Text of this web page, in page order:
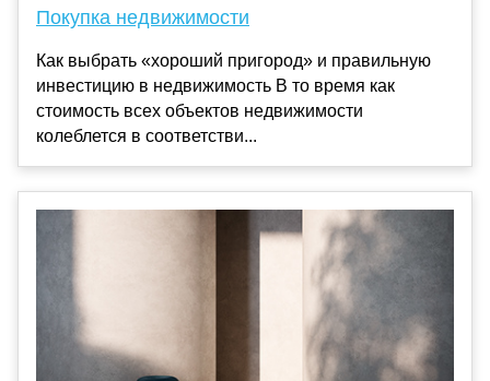
Покупка недвижимости
Как выбрать «хороший пригород» и правильную
инвестицию в недвижимость В то время как
стоимость всех объектов недвижимости
колеблется в соответстви...